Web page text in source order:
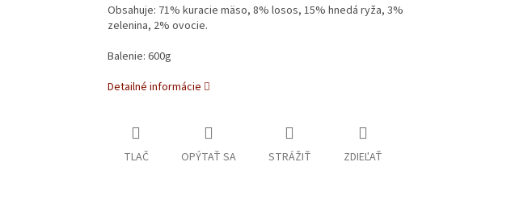
Obsahuje: 71% kuracie mäso, 8% losos, 15% hnedá ryža, 3%
zelenina, 2% ovocie.
Balenie: 600g
Detailné informácie
TLAČ OPÝTAŤ SA STRÁŽIŤ ZDIEĽAŤ